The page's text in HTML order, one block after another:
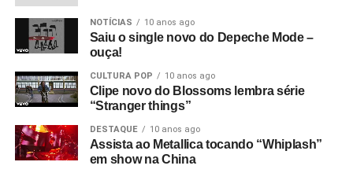
NOTÍCIAS 10 anos ago
Saiu o single novo do Depeche Mode –
ouça!
CULTURA POP 10 anos ago
Clipe novo do Blossoms lembra série
“Stranger things”
DESTAQUE 10 anos ago
Assista ao Metallica tocando “Whiplash”
em show na China